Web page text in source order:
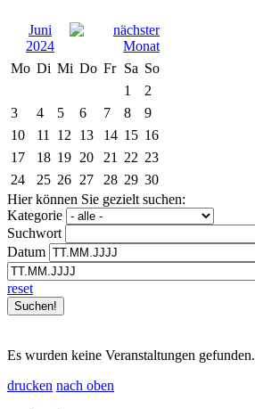
Juni
2024
Mo Di Mi Do Fr Sa So
1
2
3
4 5 6 7 8
9
10
11 12 13 14 15 16
17
18 19 20 21 22 23
24
25 26 27 28 29 30
Hier können Sie gezielt suchen:
Kategorie
Suchwort
Datum
reset
Es wurden keine Veranstaltungen gefunden.
drucken nach oben